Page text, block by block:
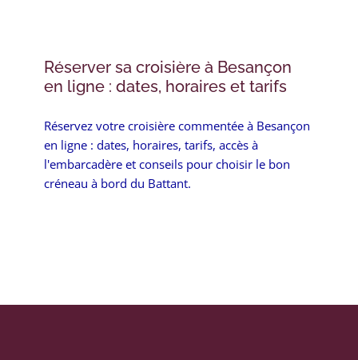
Réserver sa croisière à Besançon
en ligne : dates, horaires et tarifs
Réservez votre croisière commentée à Besançon
en ligne : dates, horaires, tarifs, accès à
l'embarcadère et conseils pour choisir le bon
créneau à bord du Battant.